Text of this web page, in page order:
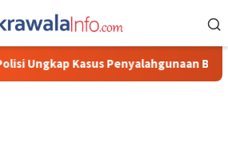
BBM Solar Subsidi, Kasat Reskrim